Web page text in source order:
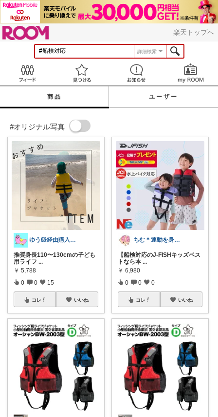
楽天トップへ
詳細検索
見つける お知らせ
商品 ユーザー
#オリジナル写真
ゆう🐹経由購入感謝🙇‍♀️
推奨身長110〜130cmの子ども
用ライフ ...
￥ 5,788
0 0 15
コレ いいね
ちむ＊運動を身近に、ハッピーに＊
【船検対応のJ-FISHキッズベス
トなら本 ...
￥ 6,980
0 0 0
コレ いいね